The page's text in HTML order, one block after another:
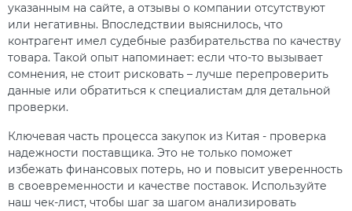
указанным на сайте, а отзывы о компании отсутствуют
или негативны. Впоследствии выяснилось, что
контрагент имел судебные разбирательства по качеству
товара. Такой опыт напоминает: если что-то вызывает
сомнения, не стоит рисковать – лучше перепроверить
данные или обратиться к специалистам для детальной
проверки.
Ключевая часть процесса закупок из Китая - проверка
надежности поставщика. Это не только поможет
избежать финансовых потерь, но и повысит уверенность
в своевременности и качестве поставок. Используйте
наш чек-лист, чтобы шаг за шагом анализировать